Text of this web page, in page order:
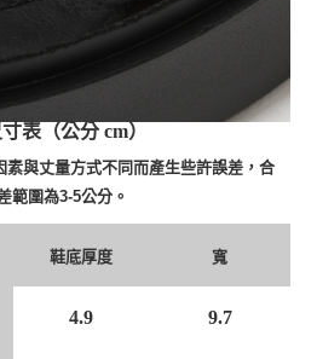
表（公分 cm）
素與丈量方式不同而產生些許誤差，合
範圍為3-5公分。
鞋底厚度 寬
4.9 9.7